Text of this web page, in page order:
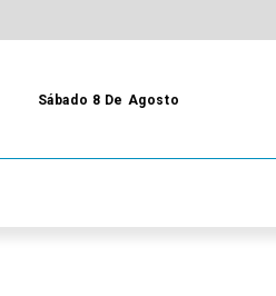
Sábado 8 De Agosto